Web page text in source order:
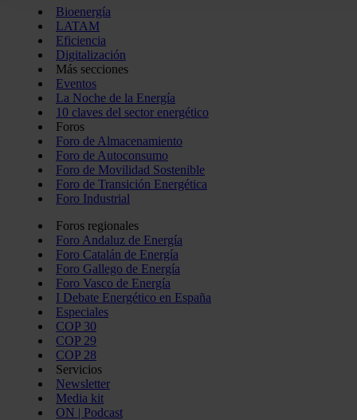
que haga del sitio web con nuestros partners de redes
pueden combinarla con otra información que les haya
del uso que haya hecho de sus servicios.
Bioenergía
LATAM
Eficiencia
Digitalización
Más secciones
Eventos
La Noche de la Energía
10 claves del sector energético
Foros
Foro de Almacenamiento
Foro de Autoconsumo
Foro de Movilidad Sostenible
Foro de Transición Energética
Foro Industrial
Foros regionales
Foro Andaluz de Energía
Foro Catalán de Energía
Foro Gallego de Energía
Foro Vasco de Energía
I Debate Energético en España
Especiales
COP 30
COP 29
COP 28
Servicios
Newsletter
Media kit
ON | Podcast